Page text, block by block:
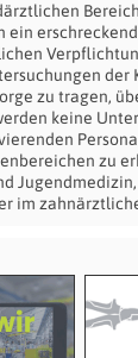
der
zu tragen,
keine
zu
im